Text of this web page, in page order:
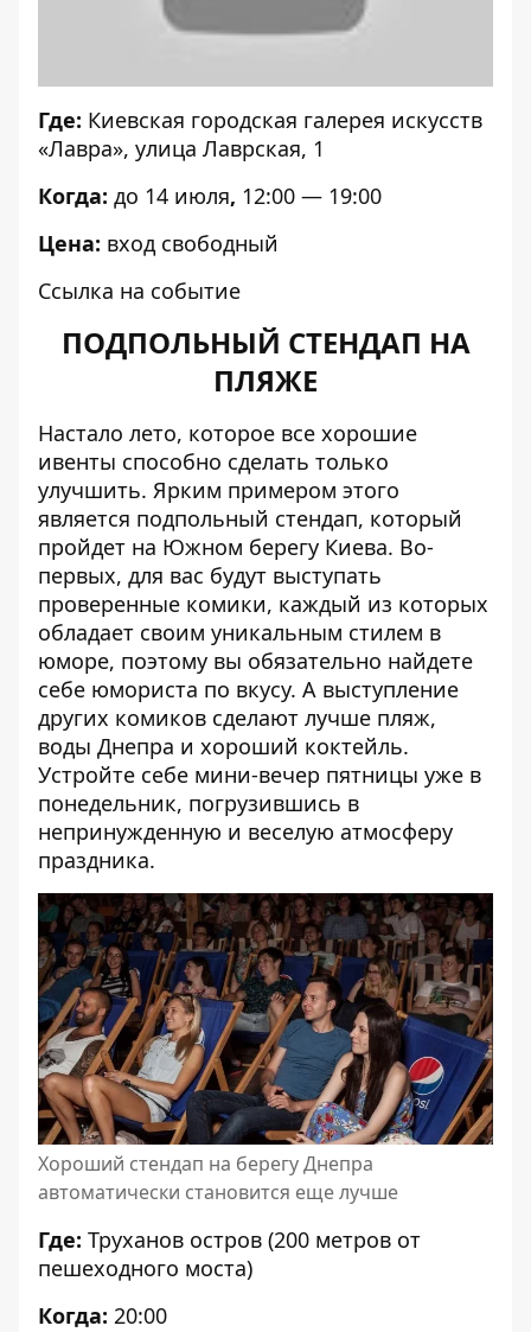
Где: Киевская городская галерея искусств
«Лавра», улица Лаврская, 1
Когда: до 14 июля, 12:00 — 19:00
Цена: вход свободный
Ссылка на событие
ПОДПОЛЬНЫЙ СТЕНДАП НА
ПЛЯЖЕ
Настало лето, которое все хорошие
ивенты способно сделать только
улучшить. Ярким примером этого
является подпольный стендап, который
пройдет на Южном берегу Киева. Во-
первых, для вас будут выступать
проверенные комики, каждый из которых
обладает своим уникальным стилем в
юморе, поэтому вы обязательно найдете
себе юмориста по вкусу. А выступление
других комиков сделают лучше пляж,
воды Днепра и хороший коктейль.
Устройте себе мини-вечер пятницы уже в
понедельник, погрузившись в
непринужденную и веселую атмосферу
праздника.
Хороший стендап на берегу Днепра
автоматически становится еще лучше
Где: Труханов остров (200 метров от
пешеходного моста)
Когда: 20:00